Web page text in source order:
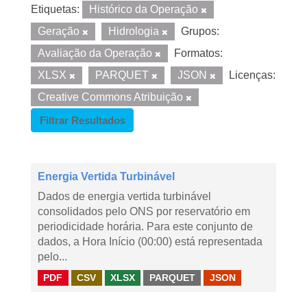
Etiquetas:
Histórico da Operação
Geração
Hidrologia
Grupos:
Avaliação da Operação
Formatos:
XLSX
PARQUET JSON
Licenças:
Creative Commons Atribuição
Filtrar Resultados
Energia Vertida Turbinável
Dados de energia vertida turbinável
consolidados pelo ONS por reservatório em
periodicidade horária. Para este conjunto de
dados, a Hora Início (00:00) está representada
pelo...
PDF CSV XLSX PARQUET JSON